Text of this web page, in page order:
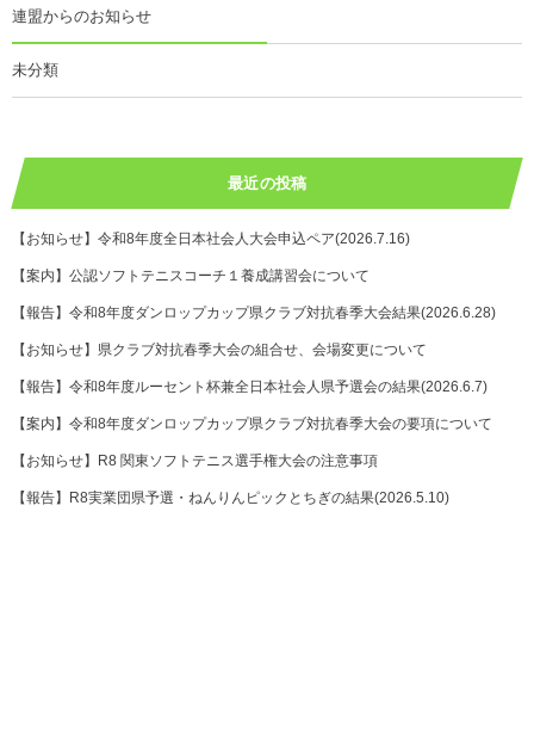
連盟からのお知らせ
未分類
最近の投稿
【お知らせ】令和8年度全日本社会人大会申込ペア(2026.7.16)
【案内】公認ソフトテニスコーチ１養成講習会について
【報告】令和8年度ダンロップカップ県クラブ対抗春季大会結果(2026.6.28)
【お知らせ】県クラブ対抗春季大会の組合せ、会場変更について
【報告】令和8年度ルーセント杯兼全日本社会人県予選会の結果(2026.6.7)
【案内】令和8年度ダンロップカップ県クラブ対抗春季大会の要項について
【お知らせ】R8 関東ソフトテニス選手権大会の注意事項
【報告】R8実業団県予選・ねんりんピックとちぎの結果(2026.5.10)